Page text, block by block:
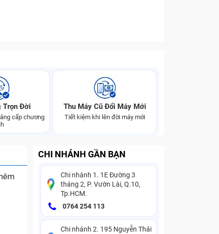
Trọn Đời
cấp chương
Thu Máy Cũ Đổi Máy Mới
Tiết kiệm khi lên đời máy mới
CHI NHÁNH GẦN BẠN
Chi nhánh 1. 1E Đường 3
tháng 2, P. Vườn Lài, Q.10,
Tp.HCM.
0764 254 113
Chi nhánh 2. 195 Nguyễn Thái